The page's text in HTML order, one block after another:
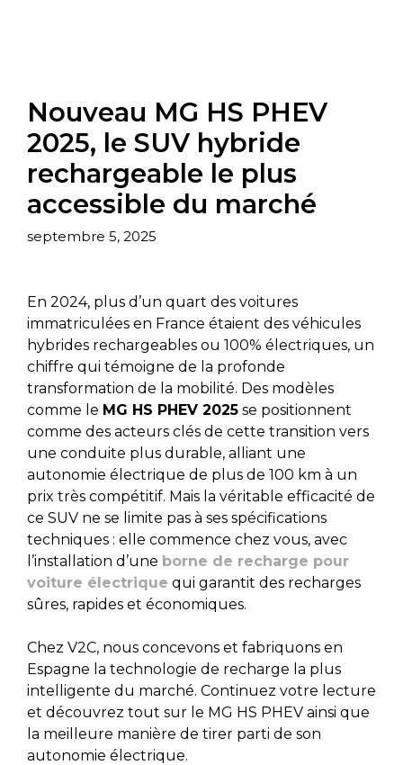
Nouveau MG HS PHEV
2025, le SUV hybride
rechargeable le plus
accessible du marché
septembre 5, 2025
En 2024, plus d’un quart des voitures
immatriculées en France étaient des véhicules
hybrides rechargeables ou 100% électriques, un
chiffre qui témoigne de la profonde
transformation de la mobilité. Des modèles
comme le MG HS PHEV 2025 se positionnent
comme des acteurs clés de cette transition vers
une conduite plus durable, alliant une
autonomie électrique de plus de 100 km à un
prix très compétitif. Mais la véritable efficacité de
ce SUV ne se limite pas à ses spécifications
techniques : elle commence chez vous, avec
l’installation d’une borne de recharge pour
voiture électrique qui garantit des recharges
sûres, rapides et économiques.
Chez V2C, nous concevons et fabriquons en
Espagne la technologie de recharge la plus
intelligente du marché. Continuez votre lecture
et découvrez tout sur le MG HS PHEV ainsi que
la meilleure manière de tirer parti de son
autonomie électrique.